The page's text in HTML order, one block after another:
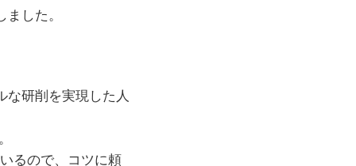
した。
な研削を実現した人
るので、コツに頼